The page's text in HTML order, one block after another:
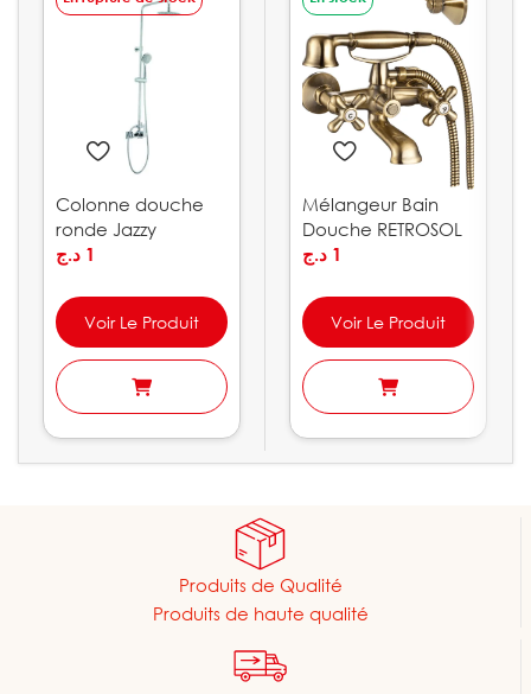
Colonne douche
ronde Jazzy
1 د.ج
Voir Le Produit
Mélangeur Bain
Douche RETROSOL
1 د.ج
Voir Le Produit
Produits de Qualité
Produits de haute qualité